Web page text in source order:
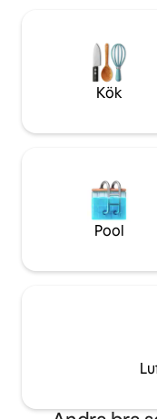
balkong inbjuder dig
natten kan du se
Vintergatan från
Kök
Pool